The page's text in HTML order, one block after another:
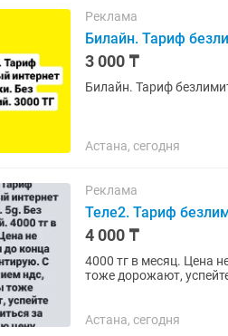
Реклама
Билайн. Тариф
3 000 ₸
Билайн. Тариф
Астана, сегодня
Реклама
Теле2. Тариф
4 000 ₸
4000 тг в месяц. Цена
тоже дорожают,
Астана, сегодня